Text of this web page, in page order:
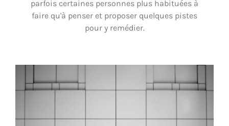
parfois certaines personnes plus habituées à
faire qu'à penser et proposer quelques pistes
pour y remédier.